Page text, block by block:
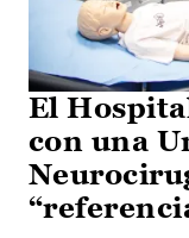
El
con una